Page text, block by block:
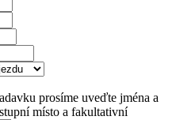
prosíme uveďte jména a
místo a fakultativní